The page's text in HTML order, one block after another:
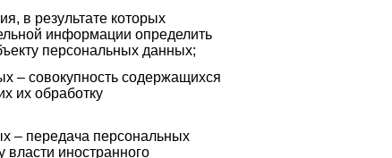
результате которых
информации определить
персональных данных;
содержащихся
их обработку
передача персональных
власти иностранного